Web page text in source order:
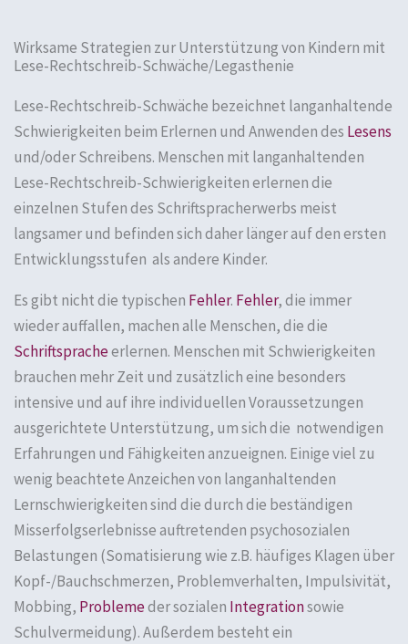
Wirksame Strategien zur Unterstützung von Kindern mit
Lese-Rechtschreib-Schwäche/Legasthenie
Lese-Rechtschreib-Schwäche bezeichnet langanhaltende
Schwierigkeiten beim Erlernen und Anwenden des Lesens
und/oder Schreibens. Menschen mit langanhaltenden
Lese-Rechtschreib-Schwierigkeiten erlernen die
einzelnen Stufen des Schriftspracherwerbs meist
langsamer und befinden sich daher länger auf den ersten
Entwicklungsstufen als andere Kinder.
Es gibt nicht die typischen Fehler. Fehler, die immer
wieder auffallen, machen alle Menschen, die die
Schriftspracheerlernen. Menschen mit Schwierigkeiten
brauchen mehr Zeit und zusätzlich eine besonders
intensive und auf ihre individuellen Voraussetzungen
ausgerichtete Unterstützung, um sich die notwendigen
Erfahrungen und Fähigkeiten anzueignen. Einige viel zu
wenig beachtete Anzeichen von langanhaltenden
Lernschwierigkeiten sind die durch die beständigen
Misserfolgserlebnisse auftretenden psychosozialen
Belastungen (Somatisierung wie z.B. häufiges Klagen über
Kopf-/Bauchschmerzen, Problemverhalten, Impulsivität,
Mobbing, Problemeder sozialen Integrationsowie
Schulvermeidung). Außerdem besteht ein